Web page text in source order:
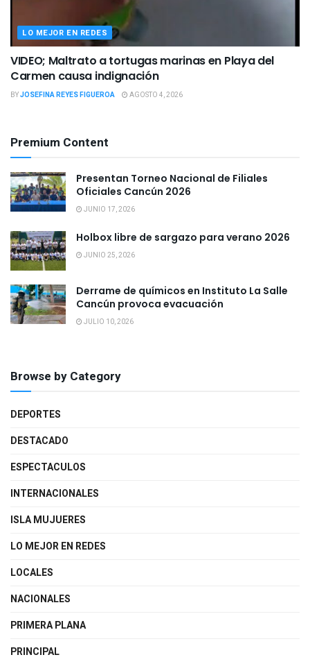
LO MEJOR EN REDES
VIDEO; Maltrato a tortugas marinas en Playa del
Carmen causa indignación
BYJOSEFINA REYES FIGUEROA AGOSTO 4, 2026
Premium Content
Presentan Torneo Nacional de Filiales
Oficiales Cancún 2026
JUNIO 17, 2026
Holbox libre de sargazo para verano 2026
JUNIO 25, 2026
Derrame de químicos en Instituto La Salle
Cancún provoca evacuación
JULIO 10, 2026
Browse by Category
DEPORTES
DESTACADO
ESPECTACULOS
INTERNACIONALES
ISLA MUJUERES
LO MEJOR EN REDES
LOCALES
NACIONALES
PRIMERA PLANA
PRINCIPAL